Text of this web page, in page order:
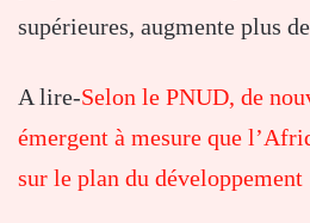
supérieures, augmente plus
A lire-Selon le PNUD, de
émergent à mesure que
sur le plan du développement